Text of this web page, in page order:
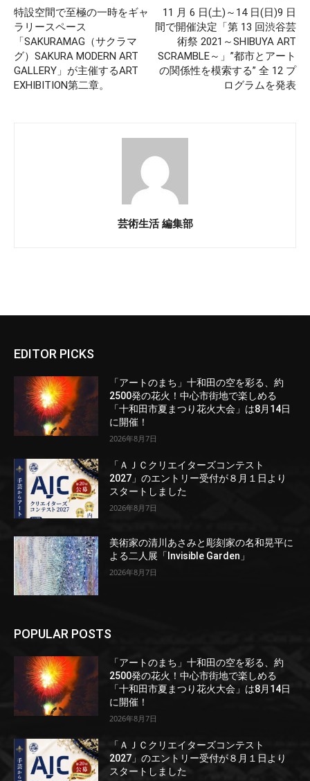
特設空間で至極の一時をギャ
ラリースペース
「SAKURAMAG（サクラマ
グ）SAKURA MODERN ART
GALLERY」が主催するART
EXHIBITION第二章。
11 月 6 日(土)～14 日(日)9 日
間で開催決定「第 13 回渋谷芸
術祭 2021～SHIBUYA ART
SCRAMBLE～」”都市とアート
の関係性を模索する” 全 12 プ
ログラムを発表
芸術生活 編集部
EDITOR PICKS
「アートのまち」十和田の空を彩る、約
2500発の花火！中心市街地で楽しめる
「十和田市夏まつり花火大会」は8月14日
に開催！
2026年8月7日
「ＡＪＣクリエイターズコンテスト
2027」のエントリー受付が８月１日より
スタートしました
2026年8月7日
美術家の清川あさみと彫刻家の名和晃平に
よる二人展「Invisible Garden」
2026年8月7日
POPULAR POSTS
「アートのまち」十和田の空を彩る、約
2500発の花火！中心市街地で楽しめる
「十和田市夏まつり花火大会」は8月14日
に開催！
2026年8月7日
「ＡＪＣクリエイターズコンテスト
2027」のエントリー受付が８月１日より
スタートしました